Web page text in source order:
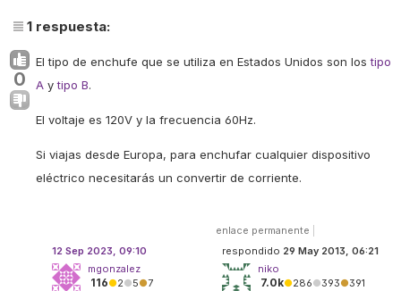
1 respuesta:
0
El tipo de enchufe que se utiliza en Estados Unidos son lostipo
A ytipo B.
El voltaje es 120V y la frecuencia 60Hz.
Si viajas desde Europa, para enchufar cualquier dispositivo
eléctrico necesitarás un convertir de corriente.
enlace permanente
respondido 29 May 2013, 06:21
niko
7.0k●286●393●391
12 Sep 2023, 09:10
mgonzalez
116●2●5●7